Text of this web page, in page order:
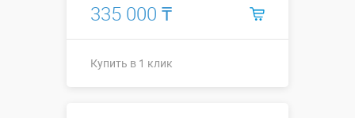
335 000 ₸
Купить в 1 клик